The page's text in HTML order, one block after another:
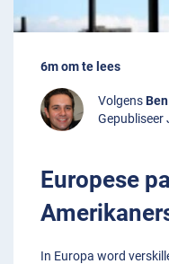
6m om te lees
Volgens
Gepubliseer
Europese
In Europa word